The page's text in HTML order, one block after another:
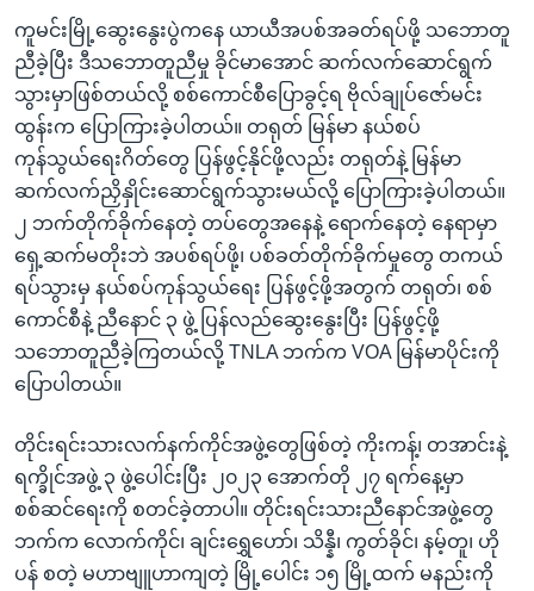
ကူမင်းမြို့ဆွေးနွေးပွဲကနေ ယာယီအပစ်အခတ်ရပ်ဖို့ သဘောတူ
ညီခဲ့ပြီး ဒီသဘောတူညီမှု ခိုင်မာအောင် ဆက်လက်ဆောင်ရွက်
သွားမှာဖြစ်တယ်လို့ စစ်ကောင်စီပြောခွင့်ရ ဗိုလ်ချုပ်ဇော်မင်း
ထွန်းက ပြောကြားခဲ့ပါတယ်။ တရုတ် မြန်မာ နယ်စပ်
ကုန်သွယ်ရေးဂိတ်တွေ ပြန်ဖွင့်နိုင်ဖို့လည်း တရုတ်နဲ့ မြန်မာ
ဆက်လက်ညှိနှိုင်းဆောင်ရွက်သွားမယ်လို့ ပြောကြားခဲ့ပါတယ်။
၂ ဘက်တိုက်ခိုက်နေတဲ့ တပ်တွေအနေနဲ့ ရောက်နေတဲ့ နေရာမှာ
ရှေ့ဆက်မတိုးဘဲ အပစ်ရပ်ဖို့၊ ပစ်ခတ်တိုက်ခိုက်မှုတွေ တကယ်
ရပ်သွားမှ နယ်စပ်ကုန်သွယ်ရေး ပြန်ဖွင့်ဖို့အတွက် တရုတ်၊ စစ်
ကောင်စီနဲ့ ညီနောင် ၃ ဖွဲ့ ပြန်လည်ဆွေးနွေးပြီး ပြန်ဖွင့်ဖို့
သဘောတူညီခဲ့ကြတယ်လို့ TNLA ဘက်က VOA မြန်မာပိုင်းကို
ပြောပါတယ်။
တိုင်းရင်းသားလက်နက်ကိုင်အဖွဲ့တွေဖြစ်တဲ့ ကိုးကန့်၊ တအာင်းနဲ့
ရက္ခိုင်အဖွဲ့ ၃ ဖွဲ့ပေါင်းပြီး ၂၀၂၃ အောက်တို ၂၇ ရက်နေ့မှာ
စစ်ဆင်ရေးကို စတင်ခဲ့တာပါ။ တိုင်းရင်းသားညီနောင်အဖွဲ့တွေ
ဘက်က လောက်ကိုင်၊ ချင်းရွှေဟော်၊ သိန္နီ၊ ကွတ်ခိုင်၊ နမ့်တူ၊ ဟို
ပန် စတဲ့ မဟာဗျူဟာကျတဲ့ မြို့ပေါင်း ၁၅ မြို့ထက် မနည်းကို